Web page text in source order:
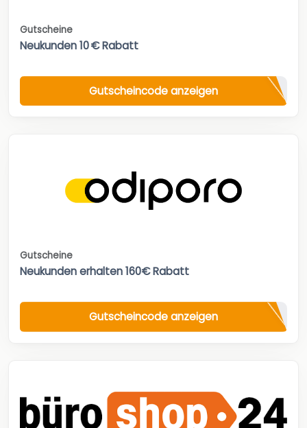
Gutscheine
Neukunden 10 € Rabatt
Gutscheincode anzeigen
Gutscheine
Neukunden erhalten 160€ Rabatt
Gutscheincode anzeigen